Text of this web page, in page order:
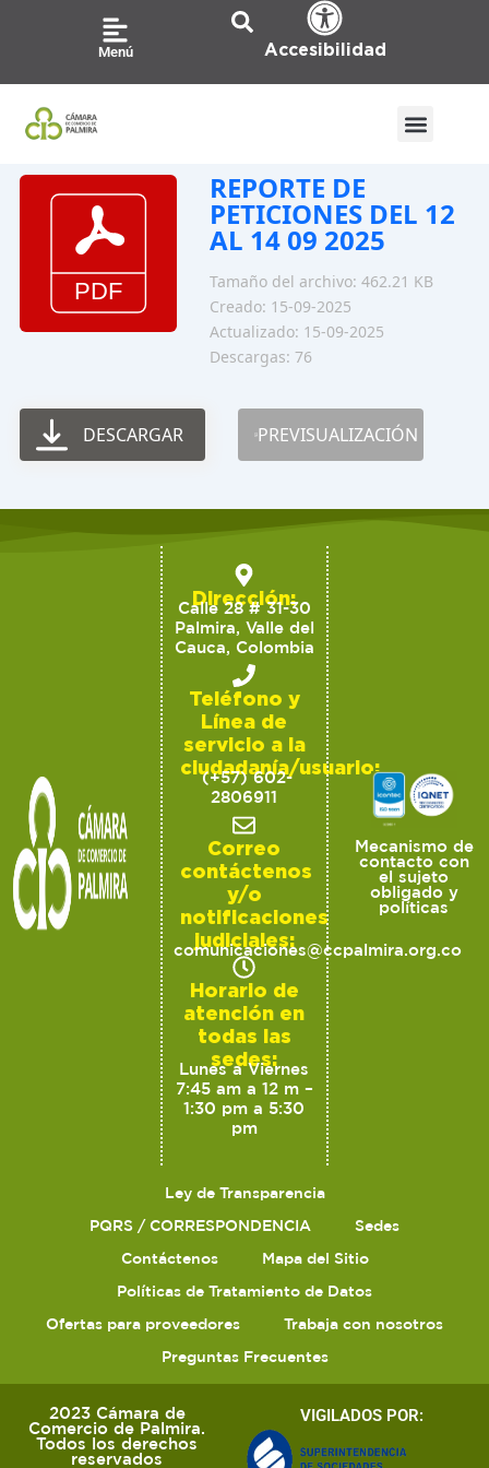
Menú Accesibilidad
REPORTE DE
PETICIONES DEL 12
AL 14 09 2025
Tamaño del archivo: 462.21 KB
Creado: 15-09-2025
Actualizado: 15-09-2025
Descargas: 76
DESCARGAR PREVISUALIZACIÓN
Dirección:
Calle 28 # 31-30
Palmira, Valle del
Cauca, Colombia
Teléfono y
Línea de
servicio a la
ciudadanía/usuario:
(+57) 602-
2806911
Correo
contáctenos
y/o
notificaciones
judiciales:
comunicaciones@ccpalmira.org.co
Horario de
atención en
todas las
sedes:
Lunes a Viernes
7:45 am a 12 m –
1:30 pm a 5:30
pm
Mecanismo de
contacto con
el sujeto
obligado y
políticas
Ley de Transparencia
PQRS / CORRESPONDENCIA
Sedes
Contáctenos
Mapa del Sitio
Políticas de Tratamiento de Datos
Ofertas para proveedores
Trabaja con nosotros
Preguntas Frecuentes
2023 Cámara de
Comercio de Palmira.
Todos los derechos
reservados
VIGILADOS POR: